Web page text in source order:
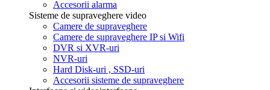
Accesorii alarma
Sisteme de supraveghere video
Camere de supraveghere
Camere de supraveghere IP si Wifi
DVR si XVR-uri
NVR-uri
Hard Disk-uri , SSD-uri
Accesorii sisteme de supraveghere